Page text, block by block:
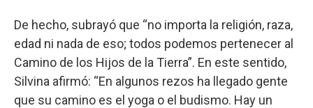
De hecho, subrayó que “no importa la religión, raza,
edad ni nada de eso; todos podemos pertenecer al
Camino de los Hijos de la Tierra”. En este sentido,
Silvina afirmó: “En algunos rezos ha llegado gente
que su camino es el yoga o el budismo. Hay un